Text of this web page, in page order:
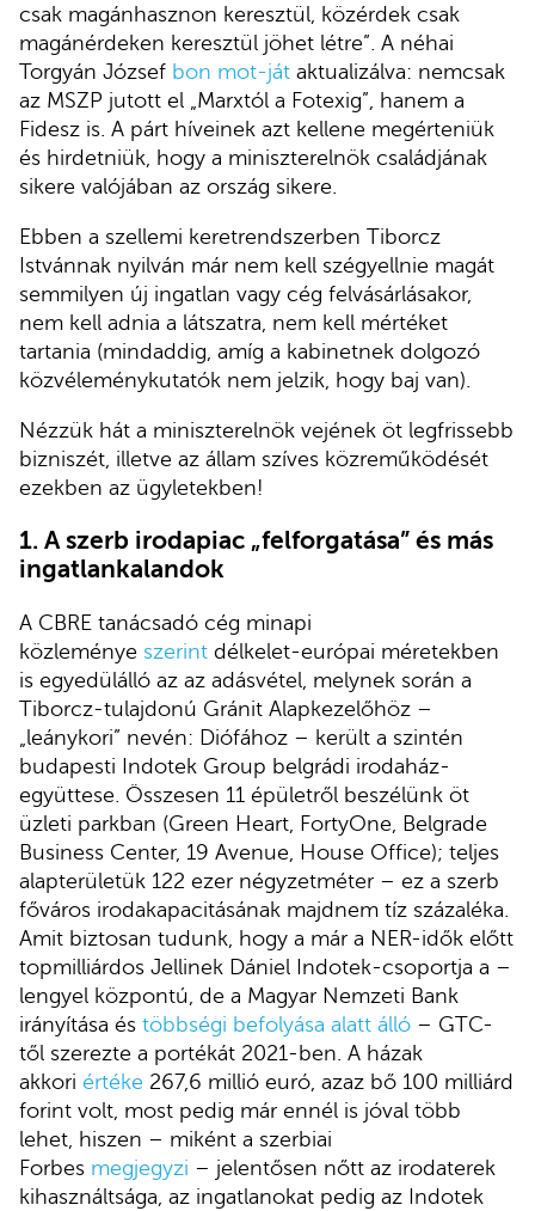
csak magánhasznon keresztül, közérdek csak
magánérdeken keresztül jöhet létre”. A néhai
Torgyán József bon mot-ját aktualizálva: nemcsak
az MSZP jutott el „Marxtól a Fotexig”, hanem a
Fidesz is. A párt híveinek azt kellene megérteniük
és hirdetniük, hogy a miniszterelnök családjának
sikere valójában az ország sikere.
Ebben a szellemi keretrendszerben Tiborcz
Istvánnak nyilván már nem kell szégyellnie magát
semmilyen új ingatlan vagy cég felvásárlásakor,
nem kell adnia a látszatra, nem kell mértéket
tartania (mindaddig, amíg a kabinetnek dolgozó
közvéleménykutatók nem jelzik, hogy baj van).
Nézzük hát a miniszterelnök vejének öt legfrissebb
bizniszét, illetve az állam szíves közreműködését
ezekben az ügyletekben!
1. A szerb irodapiac „felforgatása” és más
ingatlankalandok
A CBRE tanácsadó cég minapi
közleménye szerint délkelet-európai méretekben
is egyedülálló az az adásvétel, melynek során a
Tiborcz-tulajdonú Gránit Alapkezelőhöz –
„leánykori” nevén: Diófához – került a szintén
budapesti Indotek Group belgrádi irodaház-
együttese. Összesen 11 épületről beszélünk öt
üzleti parkban (Green Heart, FortyOne, Belgrade
Business Center, 19 Avenue, House Office); teljes
alapterületük 122 ezer négyzetméter – ez a szerb
főváros irodakapacitásának majdnem tíz százaléka.
Amit biztosan tudunk, hogy a már a NER-idők előtt
topmilliárdos Jellinek Dániel Indotek-csoportja a –
lengyel központú, de a Magyar Nemzeti Bank
irányítása és többségi befolyása alatt álló – GTC-
től szerezte a portékát 2021-ben. A házak
akkori értéke 267,6 millió euró, azaz bő 100 milliárd
forint volt, most pedig már ennél is jóval több
lehet, hiszen – miként a szerbiai
Forbes megjegyzi – jelentősen nőtt az irodaterek
kihasználtsága, az ingatlanokat pedig az Indotek